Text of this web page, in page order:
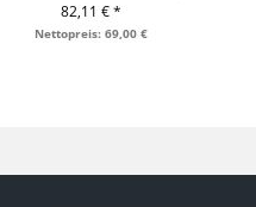
82,11 € *
+ IN DEN WARENKORB
Nettopreis: 69,00 €